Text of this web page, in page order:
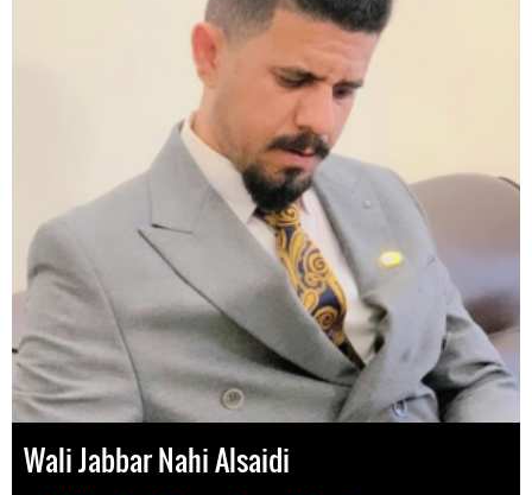
Wali Jabbar Nahi Alsaidi